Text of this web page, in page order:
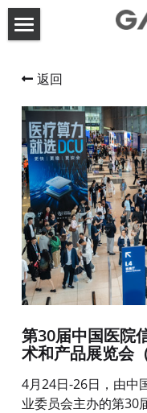
关于高呈
服务案例
展台设计搭建
活动策划执行
联系方式
搜索
返回
第30届中国医院
术和产品展览会
4月24日-26日，由中
业委员会主办的第30